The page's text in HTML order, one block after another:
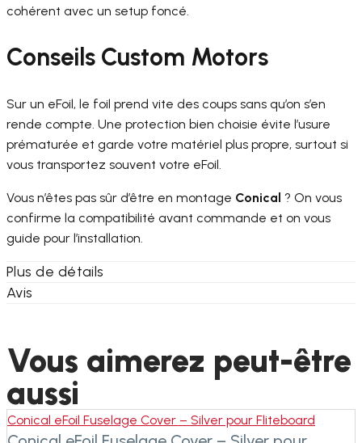
cohérent avec un setup foncé.
Conseils Custom Motors
Sur un eFoil, le foil prend vite des coups sans qu’on s’en
rende compte. Une protection bien choisie évite l’usure
prématurée et garde votre matériel plus propre, surtout si
vous transportez souvent votre eFoil.
Vous n’êtes pas sûr d’être en montage Conical ? On vous
confirme la compatibilité avant commande et on vous
guide pour l’installation.
Plus de détails
Avis
Vous aimerez peut-être
aussi
Conical eFoil Fuselage Cover – Silver pour Fliteboard